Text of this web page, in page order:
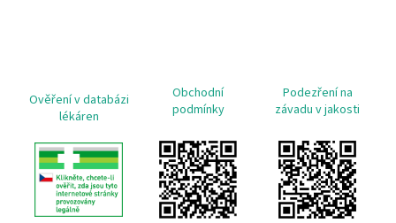
Ověření v databázi
lékáren
Obchodní
podmínky
Podezření na
závadu v jakosti